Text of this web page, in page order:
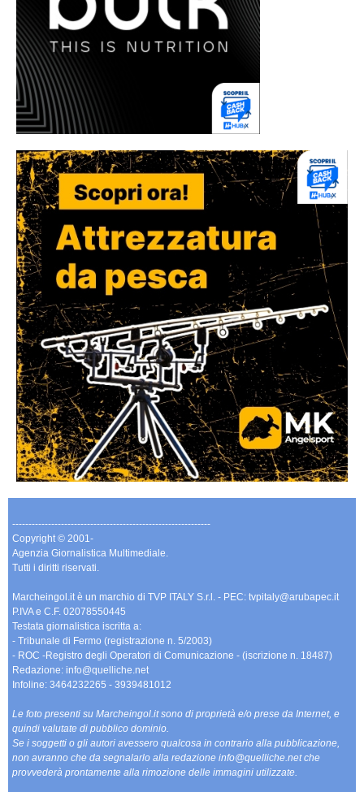
-------------------------------------------------------------
Copyright © 2001-
Agenzia Giornalistica Multimediale.
Tutti i diritti riservati.
Marcheingol.it è un marchio di TVP ITALY S.r.l. - PEC: tvpitaly@arubapec.it
P.IVA e C.F. 02078550445
Testata giornalistica iscritta a:
- Tribunale di Fermo (registrazione n. 5/2003)
- ROC -Registro degli Operatori di Comunicazione - (iscrizione n. 18487)
Redazione: info@quelliche.net
Infoline: 3464232265 - 3939481012
Le foto presenti su Marcheingol.it sono di proprietà e/o prese da Internet, e
quindi valutate di pubblico dominio.
Se i soggetti o gli autori avessero qualcosa in contrario alla pubblicazione,
non avranno che da segnalarlo alla redazione info@quelliche.net che
provvederà prontamente alla rimozione delle immagini utilizzate.